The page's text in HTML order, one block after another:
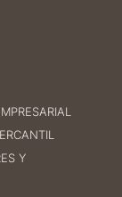
Y